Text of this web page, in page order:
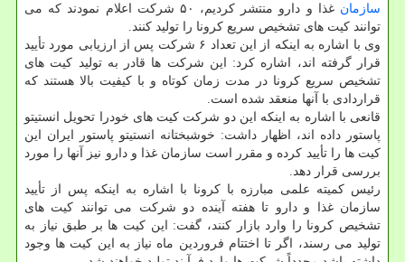
سازمان
غذا و دارو منتشر كردیم، ۵۰ شركت اعلام نمودند كه می
توانند كیت های تشخیص سریع كرونا را تولید كنند.
وی با اشاره به اینكه از این تعداد ۶ شركت پس از ارزیابی مورد تأیید
قرار گرفته اند، اشاره كرد: این شركت ها قادر به تولید كیت های
تشخیص سریع كرونا در مدت زمان كوتاه و با كیفیت بالا هستند كه
قراردادی با آنها منعقد شده است.
قانعی با اشاره به اینكه این دو شركت كیت های خودرا تحویل انستیتو
پاستور داده اند، اظهار داشت: خوشبختانه انستیتو پاستور ایران این
كیت ها را تأیید كرده و مقرر است سازمان غذا و دارو نیز آنها را مورد
بررسی قرار دهد.
رئیس كمیته علمی مبارزه با كرونا با اشاره به اینكه پس از تأیید
سازمان غذا و دارو تا هفته آینده دو شركت می توانند كیت های
تشخیص كرونا را وارد بازار كنند، گفت: این كیت ها بر طبق نیاز به
تولید می رسند، اگر تا اختتام فروردین ماه نیاز به این كیت ها وجود